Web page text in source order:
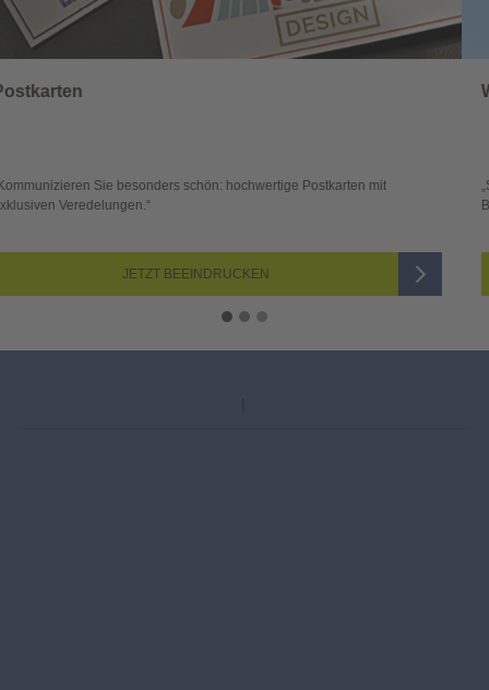
Wahlwerbung
„Sichtbar und wirkungsvoll – mit plakativer Wahlwerbung auf den ersten
Blick überzeugen.“
JETZT AUSWÄHLEN